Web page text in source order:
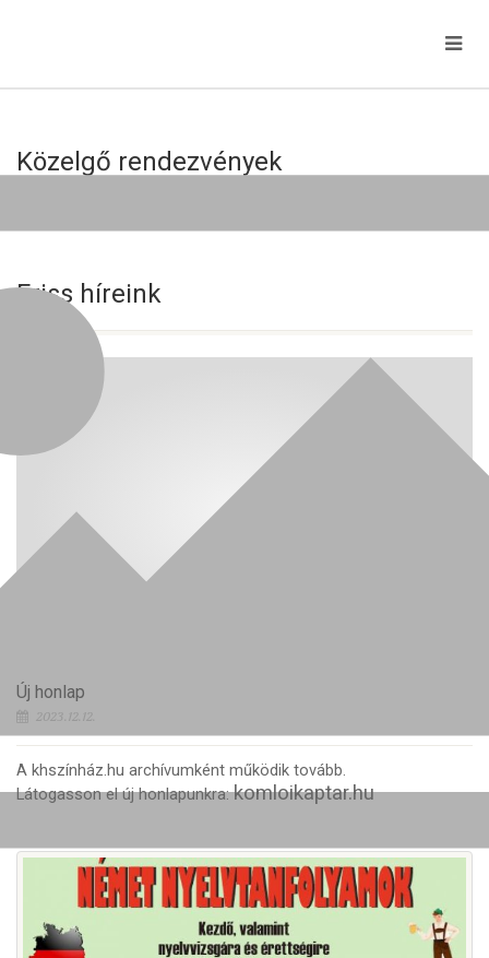
Közelgő rendezvények
Friss híreink
Új honlap
2023.12.12.
A khszínház.hu archívumként működik tovább.
Látogasson el új honlapunkra:komloikaptar.hu